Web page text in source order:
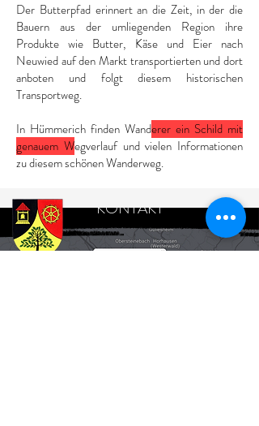
Der Butterpfad erinnert an die Zeit, in der die
Bauern aus der umliegenden Region ihre
Produkte wie Butter, Käse und Eier nach
Neuwied auf den Markt transportierten und dort
anboten und folgt diesem historischen
Transportweg.
In Hümmerich finden Wanderer ein Schild mit
genauem Wegverlauf und vielen Informationen
zu diesem schönen Wanderweg.
KONTAKT